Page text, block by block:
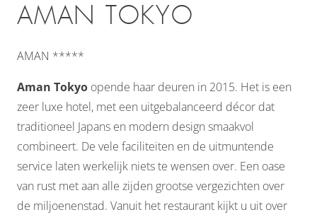
AMAN TOKYO
AMAN *****
Aman Tokyo opende haar deuren in 2015. Het is een
zeer luxe hotel, met een uitgebalanceerd décor dat
traditioneel Japans en modern design smaakvol
combineert. De vele faciliteiten en de uitmuntende
service laten werkelijk niets te wensen over. Een oase
van rust met aan alle zijden grootse vergezichten over
de miljoenenstad. Vanuit het restaurant kijkt u uit over